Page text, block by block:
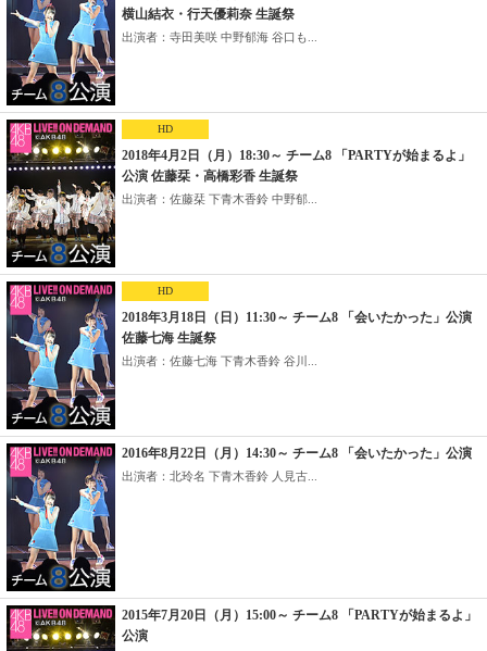
横山結衣・行天優莉奈 生誕祭
出演者：寺田美咲 中野郁海 谷口も...
HD
2018年4月2日（月）18:30～ チーム8 「PARTYが始まるよ」
公演 佐藤栞・高橋彩香 生誕祭
出演者：佐藤栞 下青木香鈴 中野郁...
HD
2018年3月18日（日）11:30～ チーム8 「会いたかった」公演
佐藤七海 生誕祭
出演者：佐藤七海 下青木香鈴 谷川...
2016年8月22日（月）14:30～ チーム8 「会いたかった」公演
出演者：北玲名 下青木香鈴 人見古...
2015年7月20日（月）15:00～ チーム8 「PARTYが始まるよ」
公演